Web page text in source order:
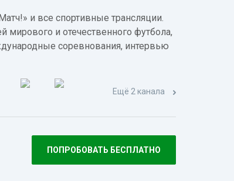
и все спортивные трансляции.
и отечественного футбола,
соревнования, интервью
Ещё 2 канала
ПОПРОБОВАТЬ БЕСПЛАТНО